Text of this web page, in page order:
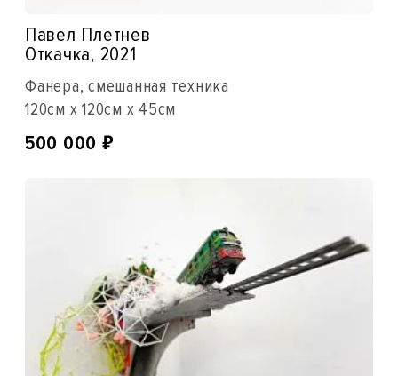
Павел Плетнев
Откачка, 2021
Фанера, смешанная техника
120см x 120см x 45см
500 000 ₽